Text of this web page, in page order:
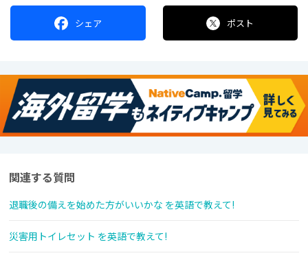
シェア ポスト
関連する質問
退職後の備えを始めた方がいいかな を英語で教えて!
災害用トイレセット を英語で教えて!